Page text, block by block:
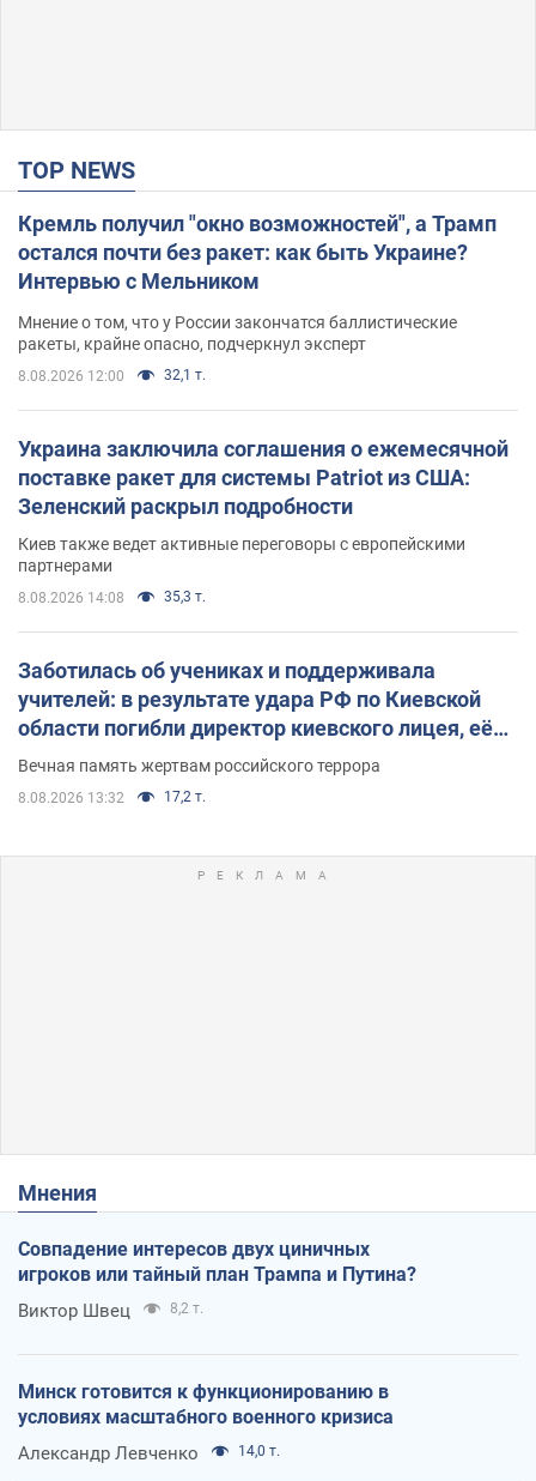
TOP NEWS
Кремль получил "окно возможностей", а Трамп
остался почти без ракет: как быть Украине?
Интервью с Мельником
Мнение о том, что у России закончатся баллистические
ракеты, крайне опасно, подчеркнул эксперт
8.08.2026 12:00 32,1 т.
Украина заключила соглашения о ежемесячной
поставке ракет для системы Patriot из США:
Зеленский раскрыл подробности
Киев также ведет активные переговоры с европейскими
партнерами
8.08.2026 14:08 35,3 т.
Заботилась об учениках и поддерживала
учителей: в результате удара РФ по Киевской
области погибли директор киевского лицея, её
муж и внук
Вечная память жертвам российского террора
8.08.2026 13:32 17,2 т.
Мнения
Совпадение интересов двух циничных
игроков или тайный план Трампа и Путина?
Виктор Швец 8,2 т.
Минск готовится к функционированию в
условиях масштабного военного кризиса
Александр Левченко 14,0 т.